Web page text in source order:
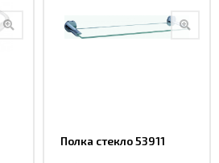
Полка стекло 53911